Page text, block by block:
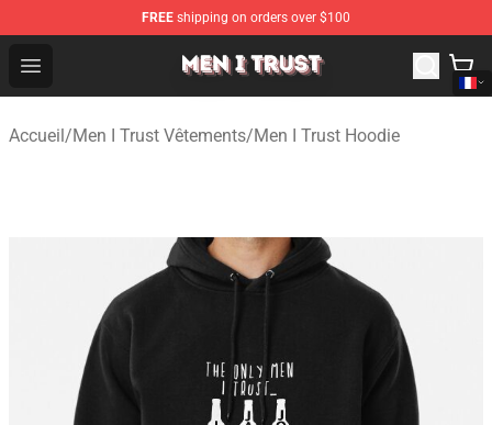
FREE shipping on orders over $100
Open menu
Men I Trust Shop - Official Men I Trust Merchandise Store
Accueil/Men I Trust Vêtements/Men I Trust Hoodie